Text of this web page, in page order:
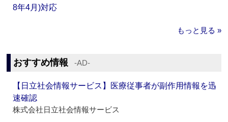
8年4月)対応
もっと見る »
おすすめ情報 ‐AD‐
【日立社会情報サービス】医療従事者が副作用情報を迅
速確認
株式会社日立社会情報サービス